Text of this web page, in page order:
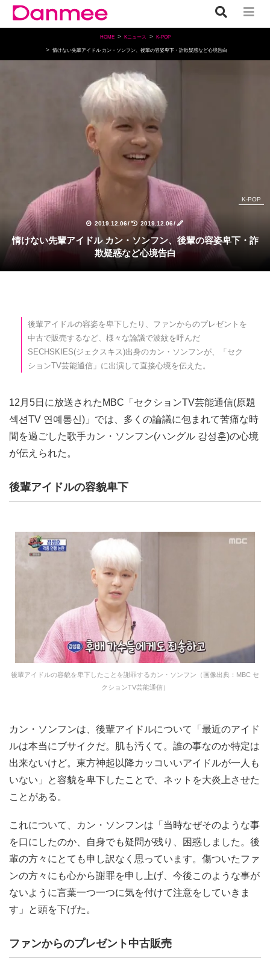
HOME Kニュース K-POP
情けない先輩アイドル カン・ソンフン、後輩の容姿卑下・詐欺疑惑など心境告白
2019.12.06/ 2019.12.06/
K-POP
情けない先輩アイドル カン・ソンフン、後輩の容姿卑下・詐
欺疑惑など心境告白
後輩アイドルの容姿を卑下したり、ファンからのプレゼントを
中古で販売するなど、様々な論議で波紋を呼んだ
SECHSKIES(ジェクスキス)出身のカン・ソンフンが、「セク
ションTV芸能通信」に出演して直接心境を伝えた。
12月5日に放送されたMBC「セクションTV芸能通信(原題
섹션TV 연예통신)」では、多くの論議に包まれて苦痛な時
間を過ごした歌手カン・ソンフン(ハングル 강성훈)の心境
が伝えられた。
後輩アイドルの容貌卑下
後輩アイドルの容貌を卑下したことを謝罪するカン・ソンフン（画像出典：MBC セ
クションTV芸能通信）
カン・ソンフンは、後輩アイドルについて「最近のアイド
ルは本当にブサイクだ。肌も汚くて。誰の事なのか特定は
出来ないけど。東方神起以降カッコいいアイドルが一人も
いない」と容貌を卑下したことで、ネットを大炎上させた
ことがある。
これについて、カン・ソンフンは「当時なぜそのような事
を口にしたのか、自身でも疑問が残り、困惑しました。後
輩の方々にとても申し訳なく思っています。傷ついたファ
ンの方々にも心から謝罪を申し上げ、今後このような事が
ないように言葉一つ一つに気を付けて注意をしていきま
す」と頭を下げた。
ファンからのプレゼント中古販売